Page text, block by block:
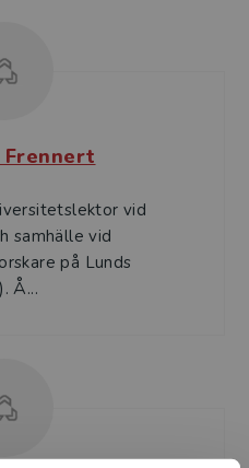
Frennert
vid
samhälle vid
på Lunds
Å...